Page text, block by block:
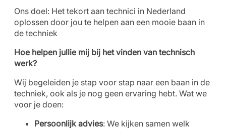
Ons doel: Het tekort aan technici in Nederland
oplossen door jou te helpen aan een mooie baan in
de techniek
Hoe helpen jullie mij bij het vinden van technisch
werk?
Wij begeleiden je stap voor stap naar een baan in de
techniek, ook als je nog geen ervaring hebt. Wat we
voor je doen:
Persoonlijk advies: We kijken samen welk